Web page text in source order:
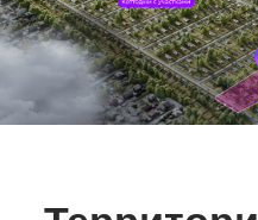
Кирпичные дома 4 этажа